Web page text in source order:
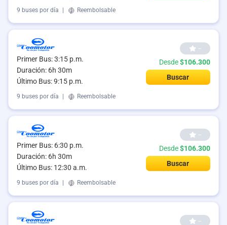
9 buses por día Reembolsable
Primer Bus: 3:15 p.m.
Duración: 6h 30m
Último Bus: 9:15 p.m.
--
Desde$106.300
Buscar
9 buses por día Reembolsable
Primer Bus: 6:30 p.m.
Duración: 6h 30m
Último Bus: 12:30 a.m.
--
Desde$106.300
Buscar
9 buses por día Reembolsable
--